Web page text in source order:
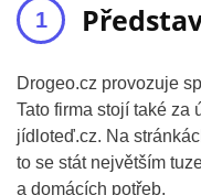
Drogeo.cz provozuje
Tato firma stojí také za
jídloteď.cz. Na
to se stát největším
a domácích potřeb.